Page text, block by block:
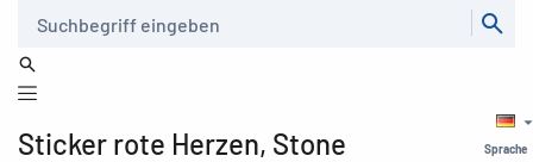
Sprache
Sticker rote Herzen, Stone